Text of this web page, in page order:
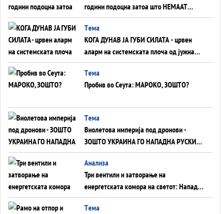
години подоцна затоа што НЕМААТ
ВНУЦИ ДА ГИ ЗАМЕНАТ
Tема
КОГА ДУНАВ ЈА ГУБИ СИЛАТА - црвен
аларм на системската плоча од јужна
Германија до Црното Море...
Tема
Пробив во Сеута: МАРОКО, ЗОШТО?
Tема
Виолетова империја под дронови -
ЗОШТО УКРАИНА ГО НАПАДНА РУСКИОТ
WILDBERRIES
Aнализа
Три вентили и затворање на
енергетската комора на светот: Нападот
во Суец најавува глобален енергетски
инфаркт?
Tема